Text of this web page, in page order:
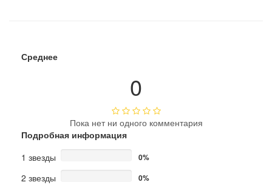
Среднее
0
Пока нет ни одного комментария
Подробная информация
1 звезды
0%
2 звезды 0%